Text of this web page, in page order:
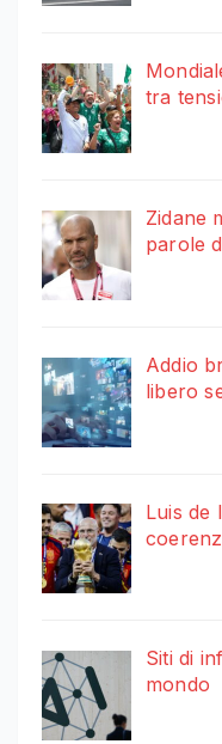
tra
Zidane
parole
Addio
libero
Luis de
Siti di
mondo